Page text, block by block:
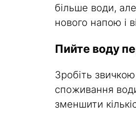
більше води,
нового напою і
Пийте воду
Зробіть
споживання
зменшити